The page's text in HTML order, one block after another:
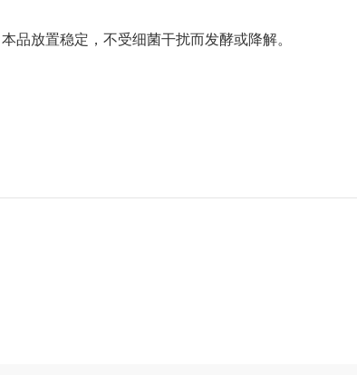
品放置稳定，不受细菌干扰而发酵或降解。